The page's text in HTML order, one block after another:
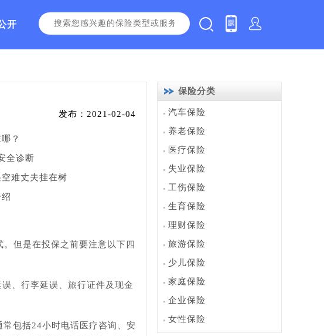
开
？
全诊断
难丈夫挂在树
但是在投保之前要注意以下四
、行李延误、旅行证件及现金
包括24小时电话医疗咨询、安
发布：2021-02-04
保险分类
汽车保险
养老保险
医疗保险
失业保险
工伤保险
生育保险
理财保险
旅游保险
少儿保险
家庭保险
企业保险
女性保险